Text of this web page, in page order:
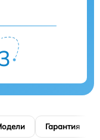
Гарантия